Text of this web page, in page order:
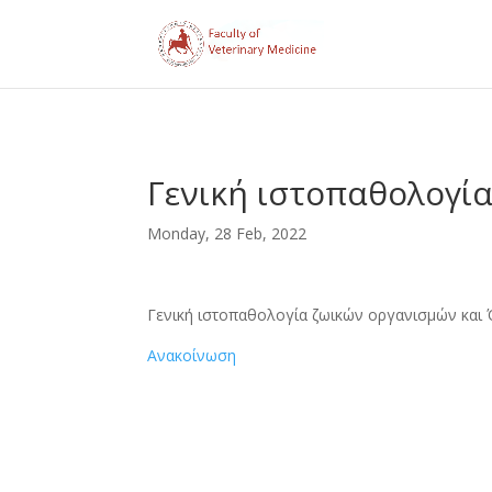
Γενική
Monday, 28 Feb, 2022
Γενική ιστοπαθολογία ζωικών οργανισμών
Ανακοίνωση